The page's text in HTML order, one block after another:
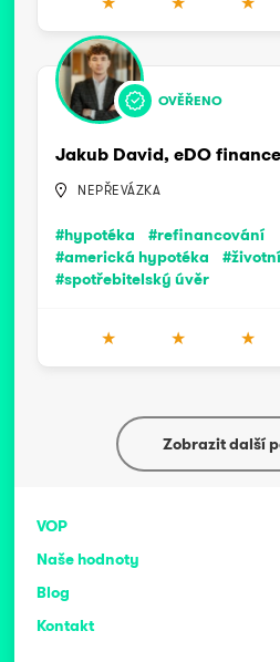
OVĚŘENO
Jakub David, eDO
NEPŘEVÁZKA
#hypotéka
#refinancování
#americká hypotéka
#spotřebitelský úvěr
★ ★ ★
Zobrazit další
VOP
Naše hodnoty
Blog
Kontakt